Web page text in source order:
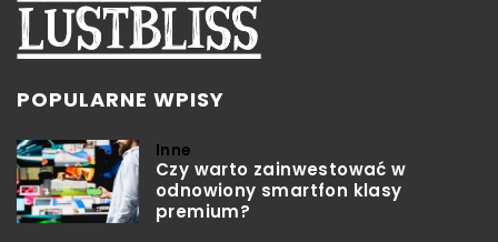
POPULARNE WPISY
Inne
Czy warto zainwestować w
odnowiony smartfon klasy
premium?